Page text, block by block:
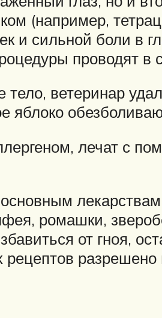
(например,
сильной боли в
проводят в
ветеринар
яблоко
лечат с
ромашки,
от гноя,
разрешено